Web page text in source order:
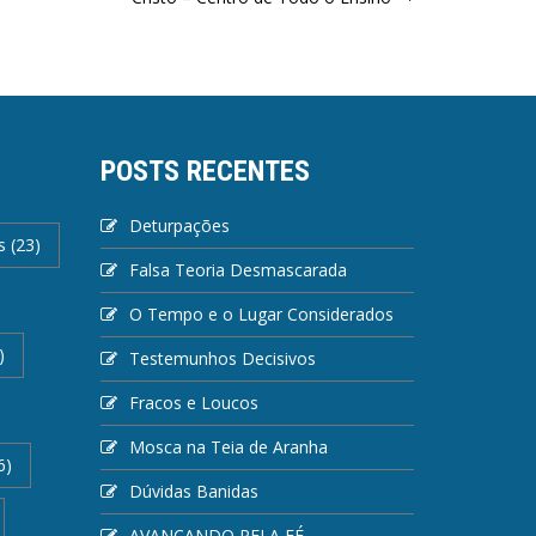
(23)
POSTS RECENTES
Deturpações
Falsa Teoria Desmascarada
O Tempo e o Lugar Considerados
Testemunhos Decisivos
Fracos e Loucos
Mosca na Teia de Aranha
Dúvidas Banidas